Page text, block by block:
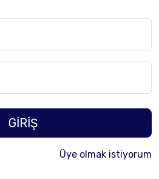
GİRİŞ
Üye olmak istiyorum